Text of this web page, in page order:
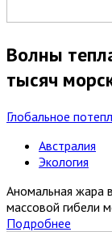
Волны
тысяч
Глобальное
Австралия
Экология
Аномальная жара
массовой гибели
Подробнее